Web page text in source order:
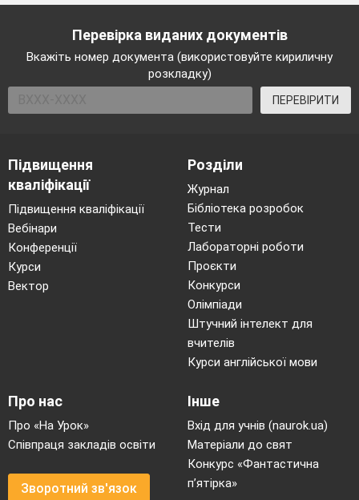
Перевірка виданих документів
Вкажіть номер документа (використовуйте кириличну
розкладку)
ПЕРЕВІРИТИ
Підвищення
кваліфікації
Підвищення кваліфікації
Вебінари
Конференції
Курси
Вектор
Розділи
Журнал
Бібліотека розробок
Тести
Лабораторні роботи
Проєкти
Конкурси
Олімпіади
Штучний інтелект для
вчителів
Курси англійської мови
Про нас
Про «На Урок»
Співпраця закладів освіти
Зворотний зв'язок
Інше
Вхід для учнів (naurok.ua)
Матеріали до свят
Конкурс «Фантастична
п’ятірка»